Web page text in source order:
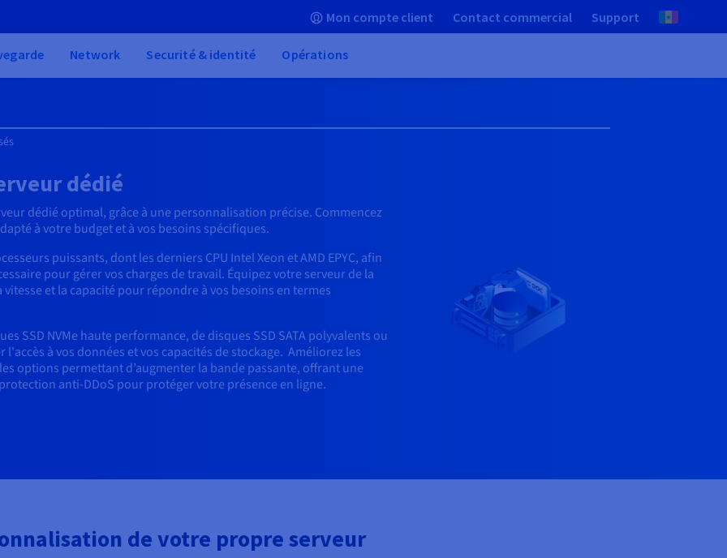
Mon compte client Contact commercial Support
Network Securité & identité Opérations
dédié
dédié optimal, grâce à une personnalisation précise. Commencez
à votre budget et à vos besoins spécifiques.
puissants, dont les derniers CPU Intel Xeon et AMD EPYC, afin
pour gérer vos charges de travail. Équipez votre serveur de la
et la capacité pour répondre à vos besoins en termes
SSD NVMe haute performance, de disques SSD SATA polyvalents ou
à vos données et vos capacités de stockage. Améliorez les
options permettant d’augmenter la bande passante, offrant une
anti-DDoS pour protéger votre présence en ligne.
de votre propre serveur